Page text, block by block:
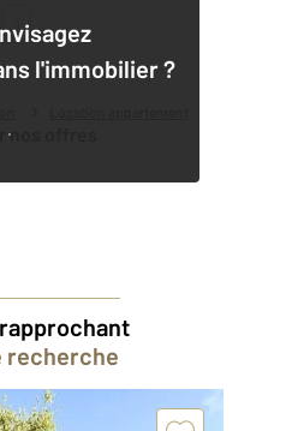
l'immobilier ?
nos offres
recherche